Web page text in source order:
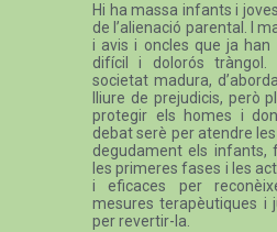
Hi ha massa infants i
de l’alienació parental. I
i avis i oncles que ja
difícil i dolorós
societat madura,
lliure de prejudicis, però
protegir els homes i
debat serè per atendre
degudament els infants,
les primeres fases i les
i eficaces per
mesures terapèutiques i
per revertir-la.